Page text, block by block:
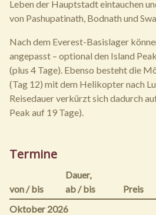
Leben der Hauptstadt eintauchen
von Pashupatinath, Bodnath und
Nach dem Everest-Basislager
angepasst – optional den Island
(plus 4 Tage). Ebenso besteht die
(Tag 12) mit dem Helikopter nach
Reisedauer verkürzt sich dadurch
Peak auf 19 Tage).
Termine
von / bis
Dauer,
ab / bis
Preis
Oktober 2026